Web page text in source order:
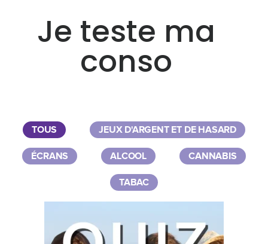
Je teste ma
conso
TOUS JEUX D'ARGENT ET DE HASARD
ÉCRANS ALCOOL CANNABIS
TABAC